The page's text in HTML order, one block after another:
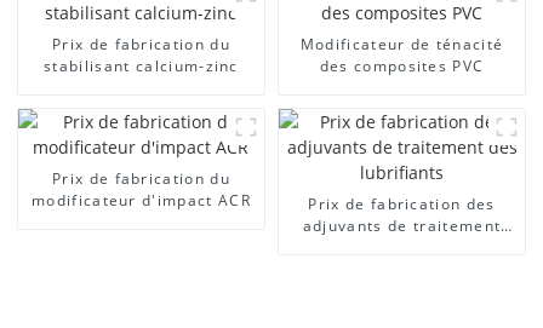
Prix ​​de fabrication du
stabilisant calcium-zinc
Modificateur de ténacité
des composites PVC
Prix ​​de fabrication du
modificateur d'impact ACR
Prix ​​de fabrication des
adjuvants de traitement